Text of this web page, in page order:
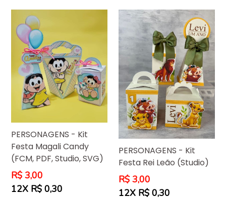
PERSONAGENS - Kit
Festa Magali Candy
(FCM, PDF, Studio, SVG)
Preço
normal
R$ 3,00
12X R$ 0,30
PERSONAGENS - Kit
Festa Rei Leão (Studio)
Preço
normal
R$ 3,00
12X R$ 0,30